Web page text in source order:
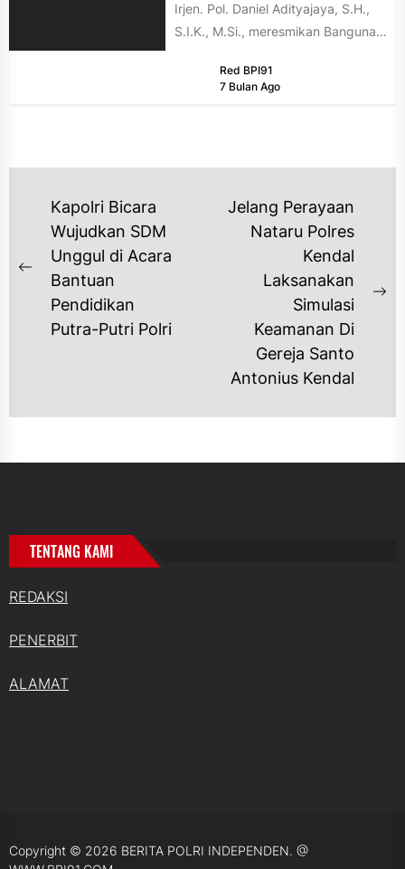
Irjen. Pol. Daniel Adityajaya, S.H.,
S.I.K., M.Si., meresmikan Bangunan
Red BPI91
7 Bulan Ago
NAVIGASI
POS
Previous
post:
Kapolri Bicara
Wujudkan SDM
Unggul di Acara
Bantuan
Pendidikan
Putra-Putri Polri
Jelang Perayaan
Nataru Polres
Kendal
Laksanakan
Simulasi
Keamanan Di
Gereja Santo
Antonius Kendal
TENTANG KAMI
REDAKSI
PENERBIT
ALAMAT
Copyright © 2026 BERITA POLRI INDEPENDEN. @